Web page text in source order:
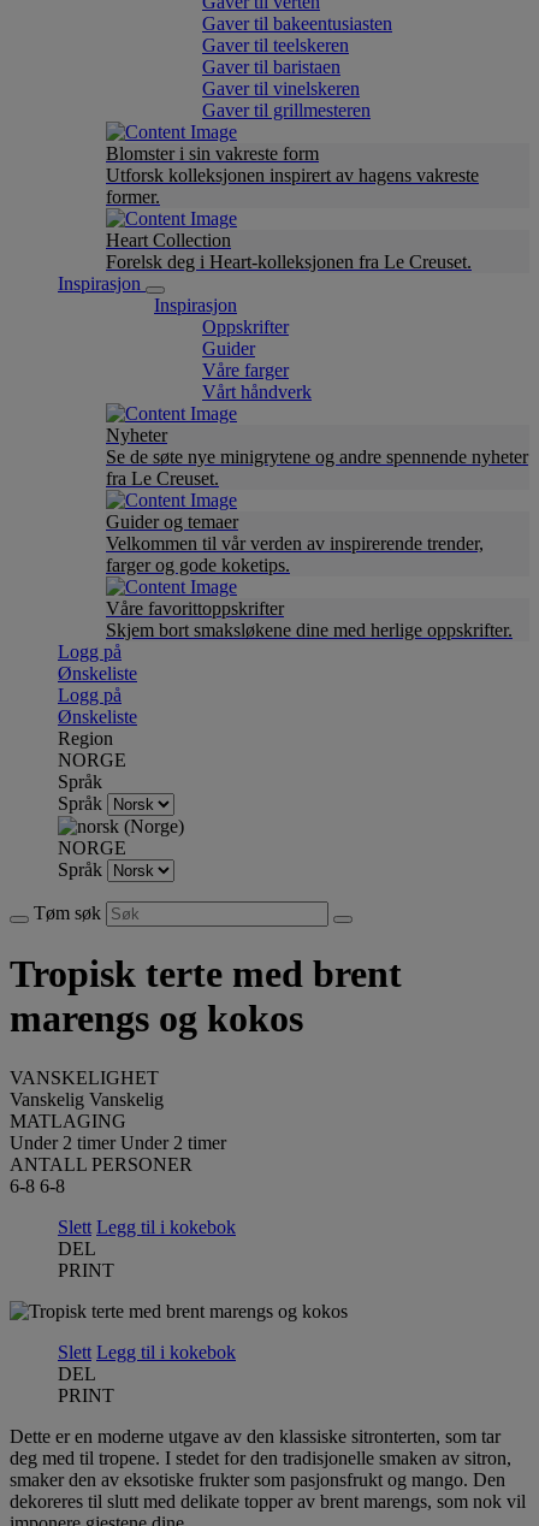
Gaver til bakeentusiasten
Gaver til teelskeren
Gaver til baristaen
Gaver til vinelskeren
Gaver til grillmesteren
Blomster i sin vakreste form
Utforsk kolleksjonen inspirert av hagens vakreste
former.
Heart Collection
Forelsk deg i Heart-kolleksjonen fra Le Creuset.
Inspirasjon
Inspirasjon
Oppskrifter
Guider
Våre farger
Vårt håndverk
Nyheter
Se de søte nye minigrytene og andre spennende nyheter
fra Le Creuset.
Guider og temaer
Velkommen til vår verden av inspirerende trender,
farger og gode koketips.
Våre favorittoppskrifter
Skjem bort smaksløkene dine med herlige oppskrifter.
Logg på
Ønskeliste
Logg på
Ønskeliste
Region
NORGE
Språk
Språk
NORGE
Språk
Tøm søk
Tropisk terte med brent
marengs og kokos
VANSKELIGHET
Vanskelig Vanskelig
MATLAGING
Under 2 timer Under 2 timer
ANTALL PERSONER
6-8 6-8
Slett Legg til i kokebok
DEL
PRINT
Slett Legg til i kokebok
DEL
PRINT
Dette er en moderne utgave av den klassiske sitronterten, som tar
deg med til tropene. I stedet for den tradisjonelle smaken av sitron,
smaker den av eksotiske frukter som pasjonsfrukt og mango. Den
dekoreres til slutt med delikate topper av brent marengs, som nok vil